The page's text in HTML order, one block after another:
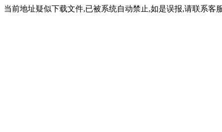
当前地址疑似下载文件,已被系统自动禁止,如是误报,请联系客